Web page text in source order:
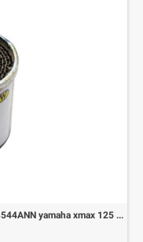
11031KZ kit catalizzatore per scarico arrow 53544ANN yamaha xmax 125 2021-2024